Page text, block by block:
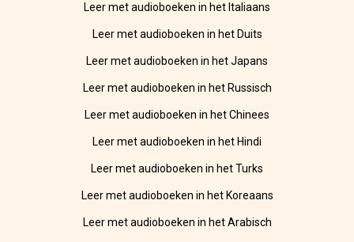
Leer met audioboeken in het Italiaans
Leer met audioboeken in het Duits
Leer met audioboeken in het Japans
Leer met audioboeken in het Russisch
Leer met audioboeken in het Chinees
Leer met audioboeken in het Hindi
Leer met audioboeken in het Turks
Leer met audioboeken in het Koreaans
Leer met audioboeken in het Arabisch